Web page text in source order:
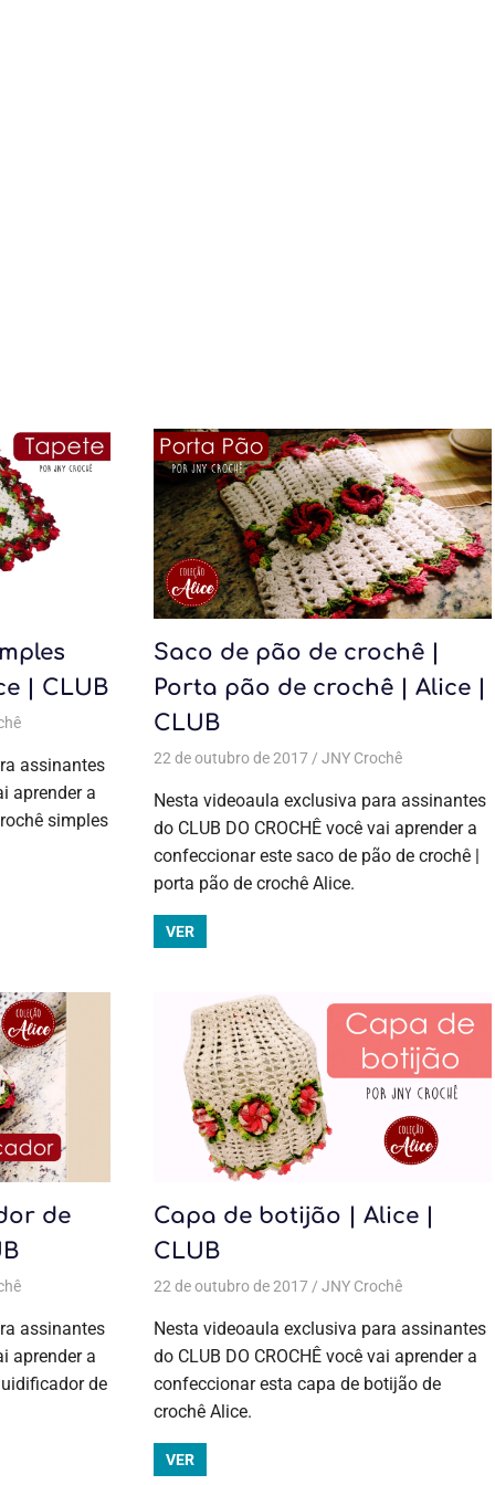
Crochê Flores e folhas
| CLUB
Todas as postagens, Aulas exclusivas
assinantes
aprender a
simples
Saco de pão de crochê |
Porta pão de crochê | Alice |
CLUB
22 de outubro de 2017 JNY CrochêTodas as
Aulas
exclusivas,
Coleção
Nesta videoaula exclusiva para assinantes
do CLUB DO CROCHÊ você vai aprender a
confeccionar este saco de pão de crochê |
porta pão de crochê Alice.
VER
Crochê Jogo de cozinha,Jogo de cozinha
de
Todas as postagens,Aulas exclusivas,Coleção Alice,Crochê
assinantes
aprender a
de
Capa de botijão | Alice |
CLUB
22 de outubro de 2017 JNY CrochêTodas as
Aulas
exclusivas,
Coleção
Nesta videoaula exclusiva para assinantes
do CLUB DO CROCHÊ você vai aprender a
confeccionar esta capa de botijão de
crochê Alice.
VER